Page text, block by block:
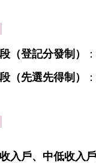
（登記分發制）
（先選先得制）
入戶、中低收入